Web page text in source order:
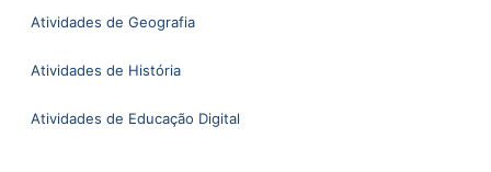
Atividades de Geografia
Atividades de História
Atividades de Educação Digital